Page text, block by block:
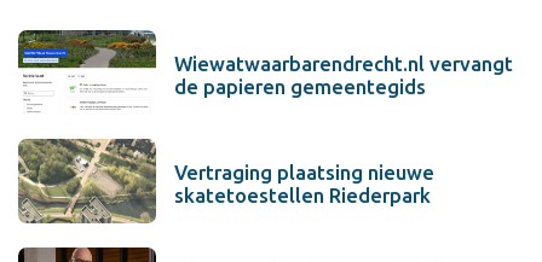
Wiewatwaarbarendrecht.nl vervangt
de papieren gemeentegids
Vertraging plaatsing nieuwe
skatetoestellen Riederpark